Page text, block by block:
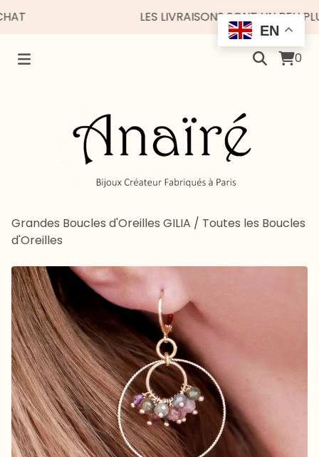
LES LIVRAISONS SONT UN PEU
0
Grandes Boucles d'Oreilles GILIA / Toutes les Boucles
d'Oreilles
EN